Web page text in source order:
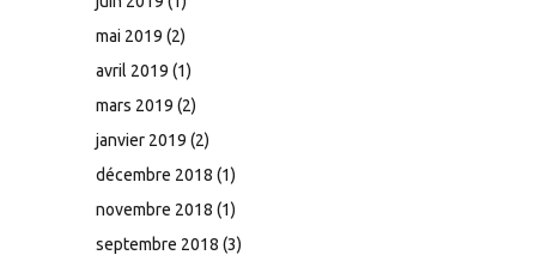
mai 2019 (2)
avril 2019 (1)
mars 2019 (2)
janvier 2019 (2)
décembre 2018 (1)
novembre 2018 (1)
septembre 2018 (3)